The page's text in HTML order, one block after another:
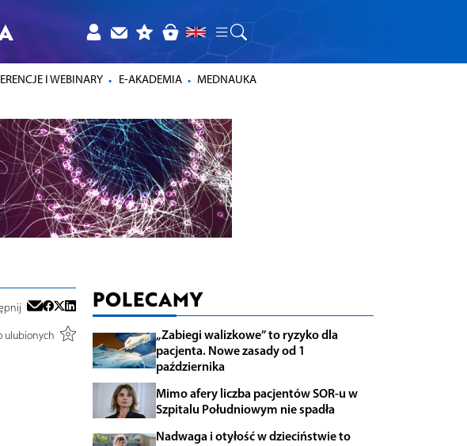
I WEBINARY E-AKADEMIA MEDNAUKA
ulubionych
POLECAMY
„Zabiegi walizkowe” to ryzyko dla
pacjenta. Nowe zasady od 1
października
Mimo afery liczba pacjentów SOR-u w
Szpitalu Południowym nie spadła
Nadwaga i otyłość w dzieciństwie to